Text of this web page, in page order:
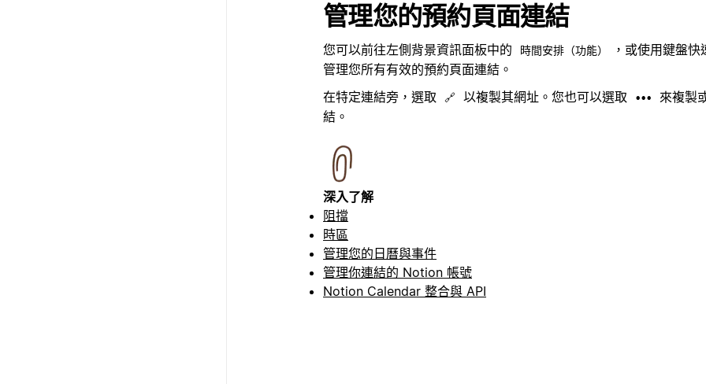
管理您的預約頁面連結
您可以前往左側背景資訊面板中的 時間安排（功能）
，或使用鍵盤
管理您所有有效的預約頁面連結。
在特定連結旁，選取
🔗 以複製其網址。您也可以選取 •••
來複製
結。
深入了解
阻擋
時區
管理您的日曆與事件
管理你連結的 Notion 帳號
Notion Calendar 整合與 API